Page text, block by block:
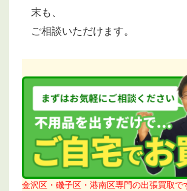
末も、
ご相談いただけます。
金沢区・磯子区・港南区専門の出張買取で